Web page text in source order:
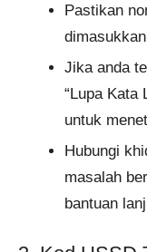
Pastikan
Jika anda
“Lupa Kata
untuk
Hubungi
masalah
bantuan